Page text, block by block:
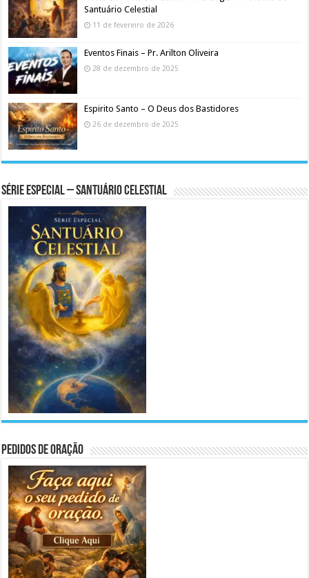
Santuário Celestial
11 de fevereiro de 2026
Eventos Finais – Pr. Arilton Oliveira
28 de dezembro de 2025
Espirito Santo – O Deus dos Bastidores
26 de dezembro de 2025
Série Especial – Santuário Celestial
Pedidos de Oração